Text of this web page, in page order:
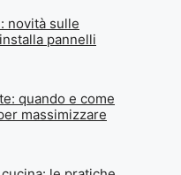
novità sulle
pannelli
quando e come
massimizzare